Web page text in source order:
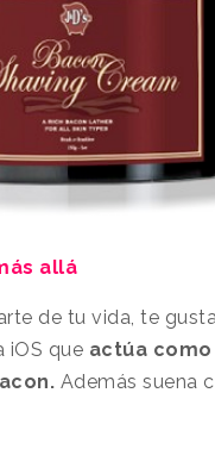
allá
de tu vida, te
iOS que actúa
Además suena